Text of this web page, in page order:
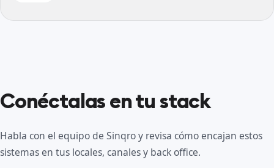
Conéctalas en tu stack
Habla con el equipo de Sinqro y revisa cómo encajan estos
sistemas en tus locales, canales y back office.